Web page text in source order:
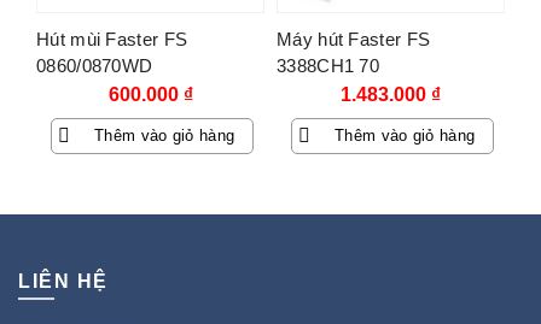
Hút mùi Faster FS
0860/0870WD
600.000 ₫
Thêm vào giỏ hàng
Máy hút Faster FS
3388CH1 70
1.483.000 ₫
Thêm vào giỏ hàng
LIÊN HỆ